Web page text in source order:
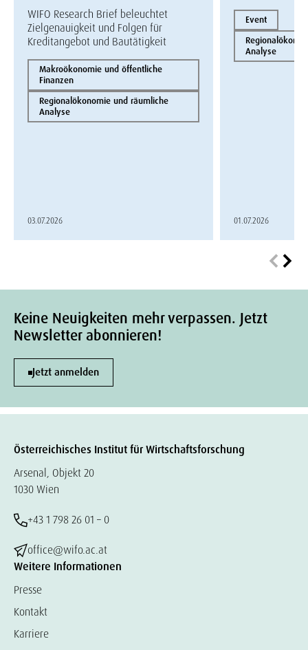
WIFO Research Brief beleuchtet
Zielgenauigkeit und Folgen für
Kreditangebot und Bautätigkeit
Makroökonomie und öffentliche
Finanzen
Regionalökonomie und räumliche
Analyse
03.07.2026
Event
Analyse
01.07.2026
Keine Neuigkeiten mehr verpassen. Jetzt
Newsletter abonnieren!
Jetzt anmelden
Österreichisches Institut für Wirtschaftsforschung
Arsenal, Objekt 20
1030 Wien
+43 1 798 26 01 – 0
office@wifo.ac.at
Weitere Informationen
Presse
Kontakt
Karriere